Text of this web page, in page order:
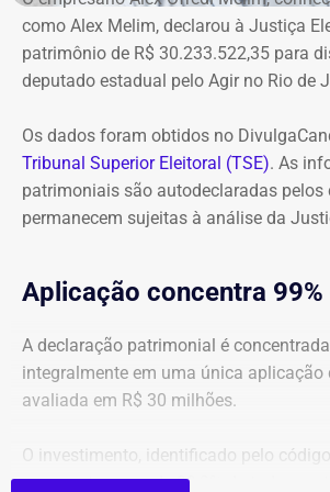
234,4 milhões, chega hoje a R$ 2,55
cobra R$ 778,9 mil de multa civil e R$
danos morais coletivos.
Globo”
como Alex Melim, declarou à Justiça
patrimônio de R$ 30.233.522,35 para
deputado estadual pelo Agir no Rio de
Os dados foram obtidos no
Tribunal Superior Eleitoral (TSE). As
patrimoniais são autodeclaradas pelos
permanecem sujeitas à análise da
Aplicação concentra
A declaração patrimonial é
integralmente em uma única aplicação
avaliada em R$ 30 milhões.
O investimento, identificado pelo código
representa cerca de 99,2% de todo o